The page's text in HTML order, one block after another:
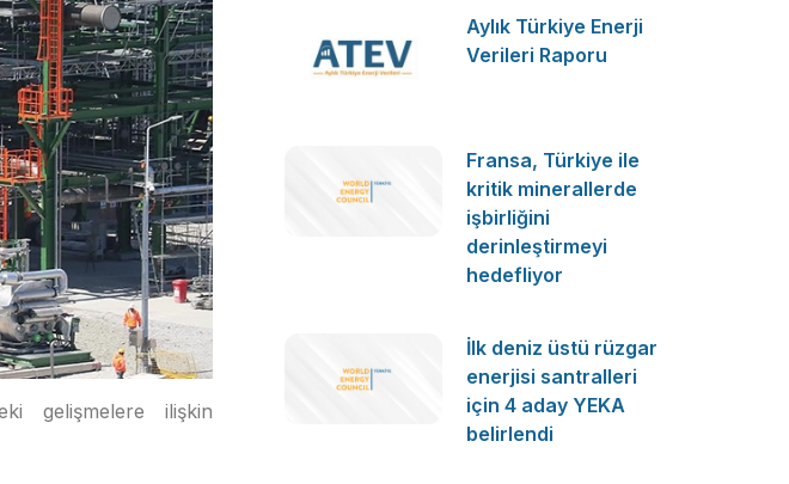
gelişmelere ilişkin
Aylık Türkiye Enerji
Verileri Raporu
Fransa, Türkiye ile
kritik minerallerde
işbirliğini
derinleştirmeyi
hedefliyor
İlk deniz üstü rüzgar
enerjisi santralleri
için 4 aday YEKA
belirlendi